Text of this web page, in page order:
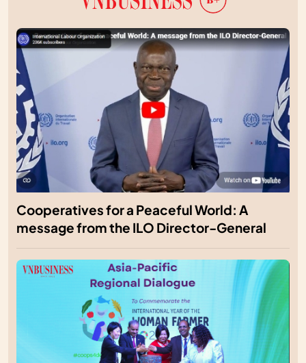
Cooperatives for a Peaceful World: A
message from the ILO Director-General